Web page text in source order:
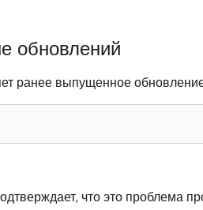
обновлений
ранее выпущенное
что это проблема